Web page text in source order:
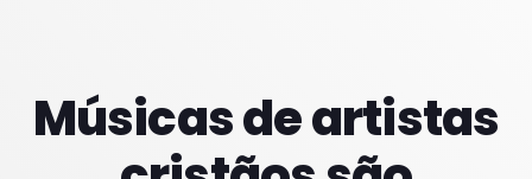
PROXIMOS PROGRAMAS
Madrugadas
COM PATRICIA
Músicas de artistas